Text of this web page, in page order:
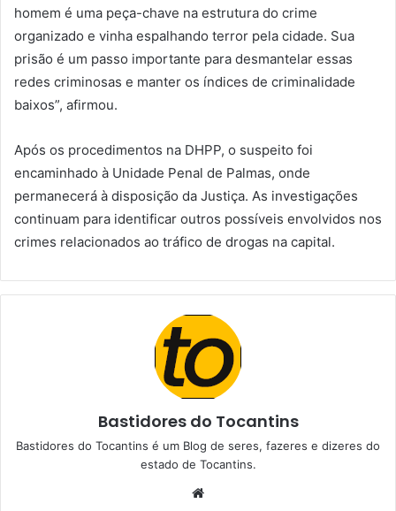
homem é uma peça-chave na estrutura do crime
organizado e vinha espalhando terror pela cidade. Sua
prisão é um passo importante para desmantelar essas
redes criminosas e manter os índices de criminalidade
baixos”, afirmou.
Após os procedimentos na DHPP, o suspeito foi
encaminhado à Unidade Penal de Palmas, onde
permanecerá à disposição da Justiça. As investigações
continuam para identificar outros possíveis envolvidos nos
crimes relacionados ao tráfico de drogas na capital.
Bastidores do Tocantins
Bastidores do Tocantins é um Blog de seres, fazeres e dizeres do
estado de Tocantins.